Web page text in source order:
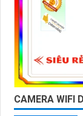
CAMERA WIFI